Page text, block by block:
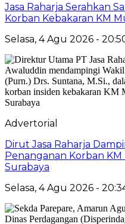
Jasa Raharja Serahkan
Korban Kebakaran KM
Selasa, 4 Agu 2026 -
Advertorial
Dirut Jasa Raharja
Penanganan Korban KM
Surabaya
Selasa, 4 Agu 2026 -